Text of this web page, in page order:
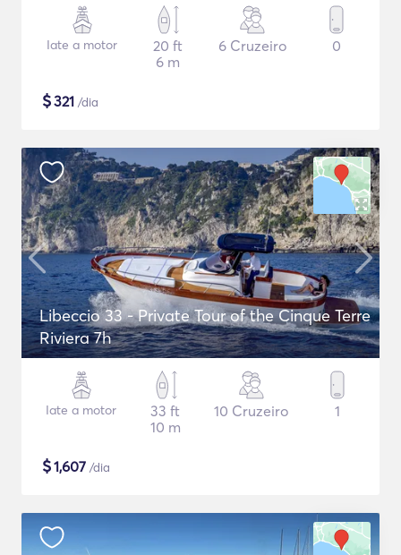
Iate a motor
20 ft
6 m
6 Cruzeiro 0
$321 /dia
Libeccio 33 - Private Tour of the Cinque Terre
Riviera 7h
Iate a motor
33 ft
10 m
10 Cruzeiro 1
$1,607 /dia